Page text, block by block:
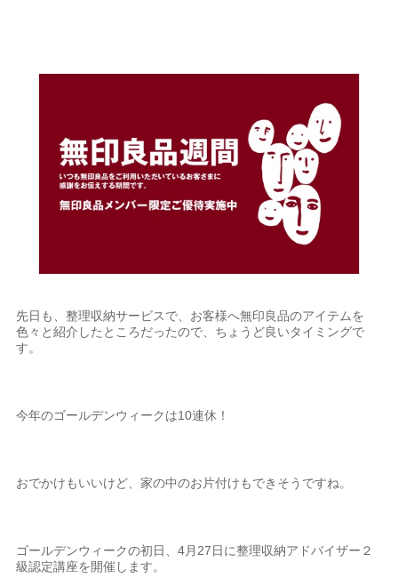
先日も、整理収納サービスで、お客様へ無印良品のアイテムを
色々と紹介したところだったので、ちょうど良いタイミングで
す。
今年のゴールデンウィークは10連休！
おでかけもいいけど、家の中のお片付けもできそうですね。
ゴールデンウィークの初日、4月27日に整理収納アドバイザー２
級認定講座を開催します。